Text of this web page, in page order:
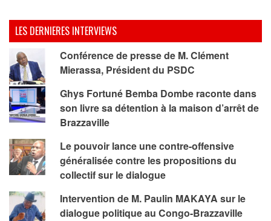
LES DERNIERES INTERVIEWS
Conférence de presse de M. Clément
Mierassa, Président du PSDC
Ghys Fortuné Bemba Dombe raconte dans
son livre sa détention à la maison d’arrêt de
Brazzaville
Le pouvoir lance une contre-offensive
généralisée contre les propositions du
collectif sur le dialogue
Intervention de M. Paulin MAKAYA sur le
dialogue politique au Congo-Brazzaville